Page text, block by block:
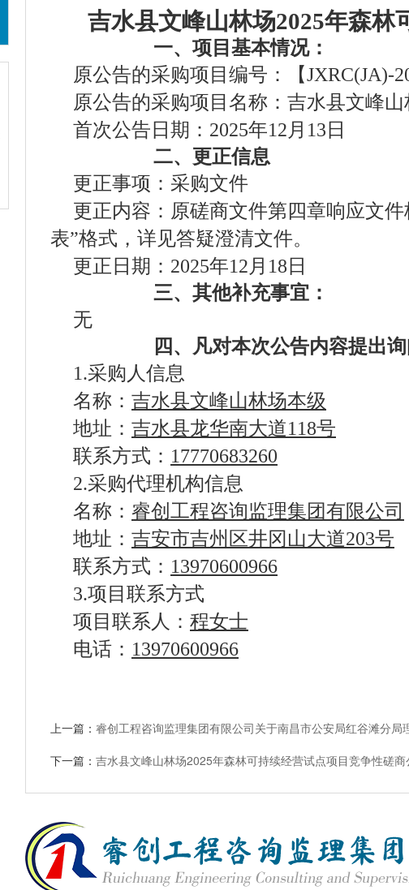
吉水县文峰山林场2025年森林
一、项目基本情况：
原公告的采购项目编号：【JXRC(JA)-
原公告的采购项目名称：吉水县文峰
首次公告日期：2025年12月13日
二、更正信息
更正事项：采购文件
更正内容：原磋商文件第四章响应文
表”格式，详见答疑澄清文件。
更正日期：2025年12月18日
三、其他补充事宜：
无
四、凡对本次公告内容提出
1.采购人信息
名称： 吉水县文峰山林场本级
地址： 吉水县龙华南大道118号
联系方式： 17770683260
2.采购代理机构信息
名称： 睿创工程咨询监理集团有限公司
地址： 吉安市吉州区井冈山大道203号
联系方式： 13970600966
3.项目联系方式
项目联系人： 程女士
电话： 13970600966
上一篇： 睿创工程咨询监理集团有限公司关于南昌市公安局红谷滩分
下一篇： 吉水县文峰山林场2025年森林可持续经营试点项目竞争性磋商